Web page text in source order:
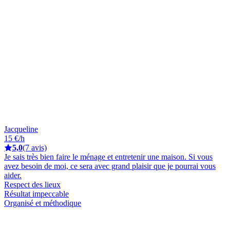
Jacqueline
15 €/h
5,0(7 avis)
Je sais très bien faire le ménage et entretenir une maison. Si vous
avez besoin de moi, ce sera avec grand plaisir que je pourrai vous
aider.
Respect des lieux
Résultat impeccable
Organisé et méthodique